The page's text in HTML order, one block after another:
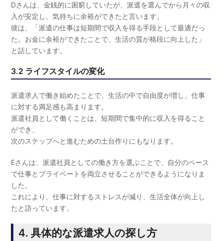
Dさんは、金銭的に困窮していたが、派遣を選んでから月々の収
入が安定し、気持ちに余裕ができたと言います。
彼は、「派遣の仕事は短期間で収入を得る手段として最適だっ
た。お金に余裕ができたことで、生活の質が格段に向上した」
と話しています。
3.2 ライフスタイルの変化
派遣求人で働き始めたことで、生活の中で自由度が増し、仕事
に対する満足感も高まります。
派遣社員として働くことは、短期間で集中的に収入を得ること
ができ、
次のステップへと進むための土台作りにもなります。
Eさんは、派遣社員としての働き方を選ぶことで、自分のペース
で仕事とプライベートを両立させることができるようになりま
した。
これにより、仕事に対するストレスが減り、生活全体が向上し
たと語っています。
4. 具体的な派遣求人の探し方